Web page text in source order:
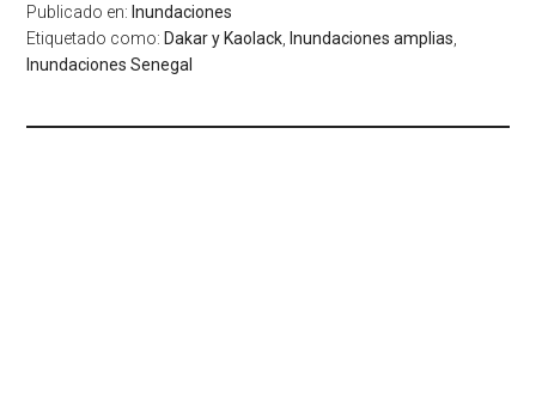
Publicado en: Inundaciones
Etiquetado como: Dakar y Kaolack Inundaciones amplias
Inundaciones Senegal